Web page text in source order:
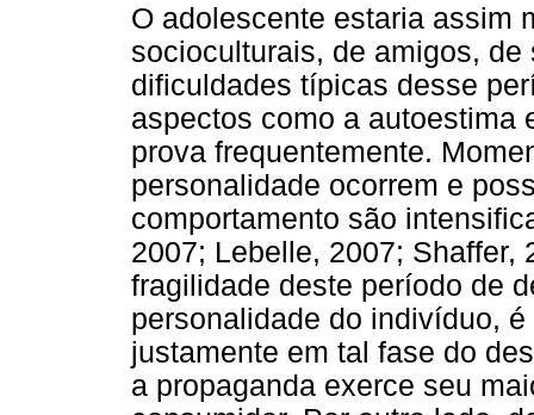
O adolescente estaria assim
socioculturais, de amigos,
dificuldades típicas desse
aspectos como a autoestima
prova frequentemente.
personalidade ocorrem e
comportamento são
2007; Lebelle, 2007; Shaffer,
fragilidade deste período de
personalidade do indivíduo,
justamente em tal fase do
a propaganda exerce seu